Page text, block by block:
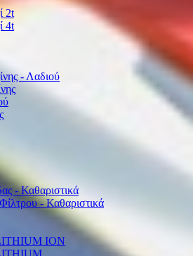
2t
4t
- Λαδιού
- Καθαριστικά
- Καθαριστικά
ION